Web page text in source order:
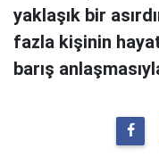
yaklaşık bir
fazla kişinin
barış